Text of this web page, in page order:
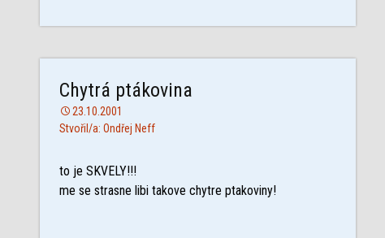
Chytrá ptákovina
23.10.2001
Stvořil/a: Ondřej Neff
to je SKVELY!!!
me se strasne libi takove chytre ptakoviny!